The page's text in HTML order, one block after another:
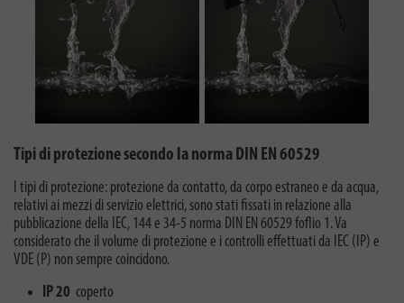
Tipi di protezione secondo la norma DIN EN 60529
I tipi di protezione: protezione da contatto, da corpo estraneo e da acqua,
relativi ai mezzi di servizio elettrici, sono stati fissati in relazione alla
pubblicazione della IEC, 144 e 34-5 norma DIN EN 60529 foflio 1. Va
considerato che il volume di protezione e i controlli effettuati da IEC (IP) e
VDE (P) non sempre coincidono.
IP 20 coperto